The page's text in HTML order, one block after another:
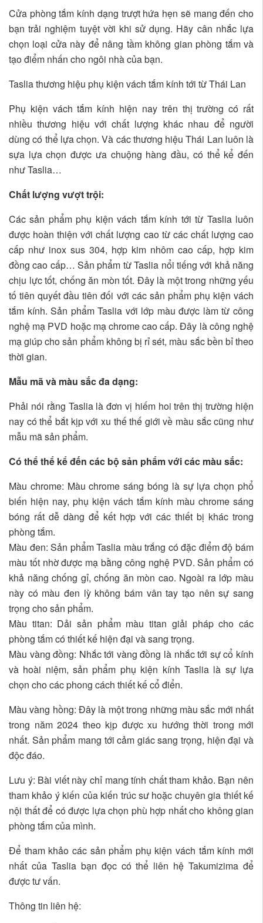
Cửa phòng tắm kính dạng trượt hứa hẹn sẽ mang đến cho
bạn trải nghiệm tuyệt vời khi sử dụng. Hãy cân nhắc lựa
chọn loại cửa này để nâng tầm không gian phòng tắm và
tạo điểm nhấn cho ngôi nhà của bạn.
Taslia thương hiệu phụ kiện vách tắm kính tới từ Thái Lan
Phụ kiện vách tắm kính hiện nay trên thị trường có rất
nhiều thương hiệu với chất lượng khác nhau để người
dùng có thể lựa chọn. Và các thương hiệu Thái Lan luôn là
sựa lựa chọn được ưa chuộng hàng đầu, có thể kể đến
như Taslia…
Chất lượng vượt trội:
Các sản phẩm phụ kiện vách tắm kính tới từ Taslia luôn
được hoàn thiện với chất lượng cao từ các chất lượng cao
cấp như inox sus 304, hợp kim nhôm cao cấp, hợp kim
đồng cao cấp… Sản phẩm từ Taslia nổi tiếng với khả năng
chịu lực tốt, chống ăn mòn tốt. Đây là một trong những yếu
tố tiên quyết đầu tiên đối với các sản phẩm phụ kiện vách
tắm kính. Sản phẩm Taslia với lớp màu được làm từ công
nghệ mạ PVD hoặc mạ chrome cao cấp. Đây là công nghệ
mạ giúp cho sản phẩm không bị rỉ sét, màu sắc bền bỉ theo
thời gian.
Mẫu mã và màu sắc đa dạng:
Phải nói rằng Taslia là đơn vị hiếm hoi trên thị trường hiện
nay có thể bắt kịp với xu thế thế giới về màu sắc cũng như
mẫu mã sản phẩm.
Có thể thể kể đến các bộ sản phẩm với các màu sắc:
Màu chrome: Màu chrome sáng bóng là sự lựa chọn phổ
biến hiện nay, phụ kiện vách tắm kính màu chrome sáng
bóng rất dễ dàng để kết hợp với các thiết bị khác trong
phòng tắm.
Màu đen: Sản phẩm Taslia màu trắng có đặc điểm độ bám
màu tốt nhờ được mạ bằng công nghệ PVD. Sản phẩm có
khả năng chống gỉ, chống ăn mòn cao. Ngoài ra lớp màu
này có màu đen lỳ không bám vân tay tạo nên sự sang
trọng cho sản phẩm.
Màu titan: Dải sản phẩm màu titan giải pháp cho các
phòng tắm có thiết kế hiện đại và sang trọng.
Màu vàng đồng: Nhắc tới vàng đồng là nhắc tới sự cổ kính
và hoài niệm, sản phẩm phụ kiện kính Taslia là sự lựa
chọn cho các phong cách thiết kế cổ điển.
Màu vàng hồng: Đây là một trong những màu sắc mới nhất
trong năm 2024 theo kịp được xu hướng thời trong mới
nhất. Sản phẩm mang tới cảm giác sang trọng, hiện đại và
độc đáo.
Lưu ý: Bài viết này chỉ mang tính chất tham khảo. Bạn nên
tham khảo ý kiến của kiến trúc sư hoặc chuyên gia thiết kế
nội thất để có được lựa chọn phù hợp nhất cho không gian
phòng tắm của mình.
Để tham khảo các sản phẩm phụ kiện vách tắm kính mới
nhất của Taslia bạn đọc có thể liên hệ Takumizima để
được tư vấn.
Thông tin liên hệ: